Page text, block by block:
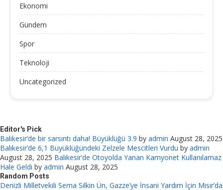
Ekonomi
Gündem
Spor
Teknoloji
Uncategorized
Editor's Pick
Balıkesir’de bir sarsıntı daha! Büyüklüğü 3.9 by admin August 28, 2025
Balıkesir’de 6,1 Büyüklüğündeki Zelzele Mescitleri Vurdu by admin
August 28, 2025 Balıkesir’de Otoyolda Yanan Kamyonet Kullanılamaz
Hale Geldi by admin August 28, 2025
Random Posts
Denizli Milletvekili Sema Silkin Ün, Gazze’ye İnsani Yardım İçin Mısır’da